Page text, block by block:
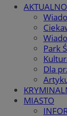
Park
Dla
MIASTO